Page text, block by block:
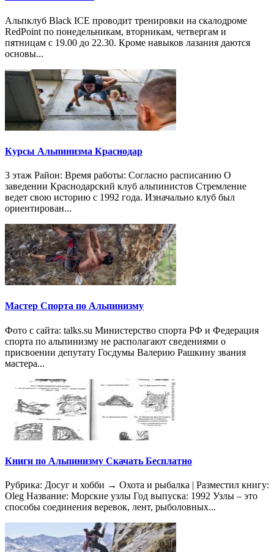
Альпклуб Black ICE проводит тренировки на скалодроме
RedPoint по понедельникам, вторникам, четвергам и
пятницам с 19.00 до 22.30. Кроме навыков лазания даются
основы...
Курсы Альпинизма Краснодар
3 этаж Район: Время работы: Согласно расписанию О
заведении Краснодарский клуб альпинистов Стремление
ведет свою историю с 1992 года. Изначально клуб был
ориентирован...
Мастер Спорта по Альпинизму
Фото с сайта: talks.su Министерство спорта РФ и Федерация
спорта по альпинизму не располагают сведениями о
присвоении депутату Госдумы Валерию Рашкину звания
мастера...
Книги по Альпинизму Скачать Бесплатно
Рубрика: Досуг и хобби → Охота и рыбалка | Разместил книгу:
Oleg Название: Морские узлы Год выпуска: 1992 Узлы – это
способы соединения веревок, лент, рыболовных...